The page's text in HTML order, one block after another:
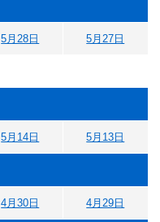
5月28日 5月27日
5月14日 5月13日
4月30日 4月29日